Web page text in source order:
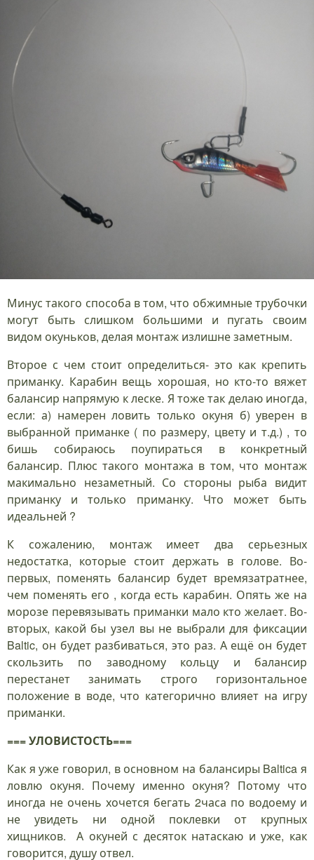
Минус такого способа в том, что обжимные трубочки
могут быть слишком большими и пугать своим
видом окуньков, делая монтаж излишне заметным.
Второе с чем стоит определиться- это как крепить
приманку. Карабин вещь хорошая, но кто-то вяжет
балансир напрямую к леске. Я тоже так делаю иногда,
если: а) намерен ловить только окуня б) уверен в
выбранной приманке ( по размеру, цвету и т.д.) , то
бишь собираюсь поупираться в конкретный
балансир. Плюс такого монтажа в том, что монтаж
макимально незаметный. Со стороны рыба видит
приманку и только приманку. Что может быть
идеальней ?
К сожалению, монтаж имеет два серьезных
недостатка, которые стоит держать в голове. Во-
первых, поменять балансир будет времязатратнее,
чем поменять его , когда есть карабин. Опять же на
морозе перевязывать приманки мало кто желает. Во-
вторых, какой бы узел вы не выбрали для фиксации
Baltic, он будет разбиваться, это раз. А ещё он будет
скользить по заводному кольцу и балансир
перестанет занимать строго горизонтальное
положение в воде, что категорично влияет на игру
приманки.
=== УЛОВИСТОСТЬ===
Как я уже говорил, в основном на балансиры Baltica я
ловлю окуня. Почему именно окуня? Потому что
иногда не очень хочется бегать 2часа по водоему и
не увидеть ни одной поклевки от крупных
хищников. А окуней с десяток натаскаю и уже, как
говорится, душу отвел.